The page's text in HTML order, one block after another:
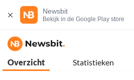
Newsbit
Bekijk in de Google Play store
Overzicht Statistieken